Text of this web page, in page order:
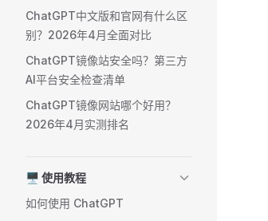
ChatGPT中文版和官网有什么区
别？2026年4月全面对比
ChatGPT镜像站安全吗？第三方
AI平台安全检查清单
ChatGPT镜像网站哪个好用？
2026年4月实测排名
🖥️ 使用教程
如何使用 ChatGPT